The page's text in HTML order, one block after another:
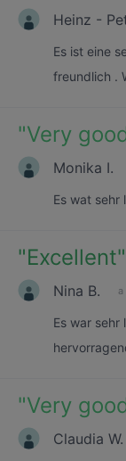
Heinz -
Es ist eine
freundlich .
"Very
Monika I.
Es wat sehr
"Excellent"
Nina B.
Es war sehr
"Very
Claudia W.